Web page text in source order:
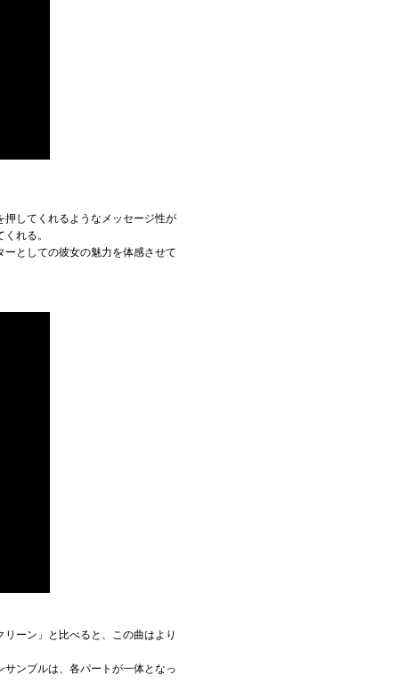
してくれるようなメッセージ性が
れる。
としての彼女の魅力を体感させて
ーン」と比べると、この曲はより
ンブルは、各パートが一体となっ